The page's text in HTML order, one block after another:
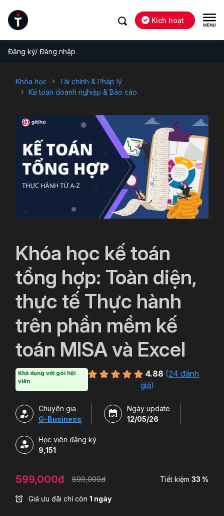
Kích hoạt
Đăng ký/ Đăng nhập
Khóa học
Tài chính & Pháp lý
Kế toán doanh nghiệp & Báo cáo
Khóa học kế toán
tổng hợp: Toàn diện,
thực tế Thực hành
trên phần mềm kế
toán MISA và Excel
Khả dụng với gói hội
viên
4.88 (24 đánh
giá)
Chuyên gia
G-Business
Ngày update
12/05/26
Học viên đăng ký
9,151
599,000đ 899,000đ Tiết kiệm 33 %
Giá ưu đãi chỉ còn 1 ngày